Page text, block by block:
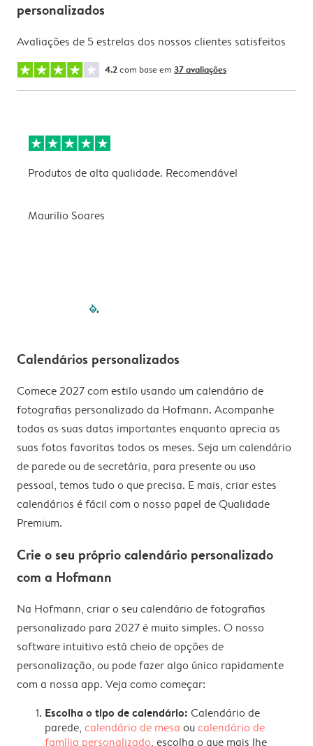
personalizados
Avaliações de 5 estrelas dos nossos clientes satisfeitos
4.2com base em 37 avaliações
Produtos de alta qualidade. Recomendável
Maurilio Soares
filled-pagination
Calendários personalizados
Comece 2027 com estilo usando um calendário de
fotografias personalizado da Hofmann. Acompanhe
todas as suas datas importantes enquanto aprecia as
suas fotos favoritas todos os meses. Seja um calendário
de parede ou de secretária, para presente ou uso
pessoal, temos tudo o que precisa. E mais, criar estes
calendários é fácil com o nosso papel de Qualidade
Premium.
Crie o seu próprio calendário personalizado
com a Hofmann
Na Hofmann, criar o seu calendário de fotografias
personalizado para 2027 é muito simples. O nosso
software intuitivo está cheio de opções de
personalização, ou pode fazer algo único rapidamente
com a nossa app. Veja como começar:
Escolha o tipo de calendário: Calendário de
parede, calendário de mesa oucalendário de
família personalizado, escolha o que mais lhe